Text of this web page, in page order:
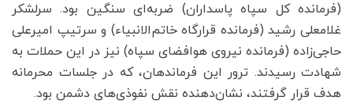
(فرمانده کل سپاه پاسداران) ضربه‌ای سنگین بود. سرلشکر
غلامعلی رشید (فرمانده قرارگاه خاتم‌الانبیاء) و سرتیپ امیرعلی
حاجی‌زاده (فرمانده نیروی هوافضای سپاه) نیز در این حملات به
شهادت رسیدند. ترور این فرماندهان، که در جلسات محرمانه
هدف قرار گرفتند، نشان‌دهنده نقش نفوذی‌های دشمن بود.